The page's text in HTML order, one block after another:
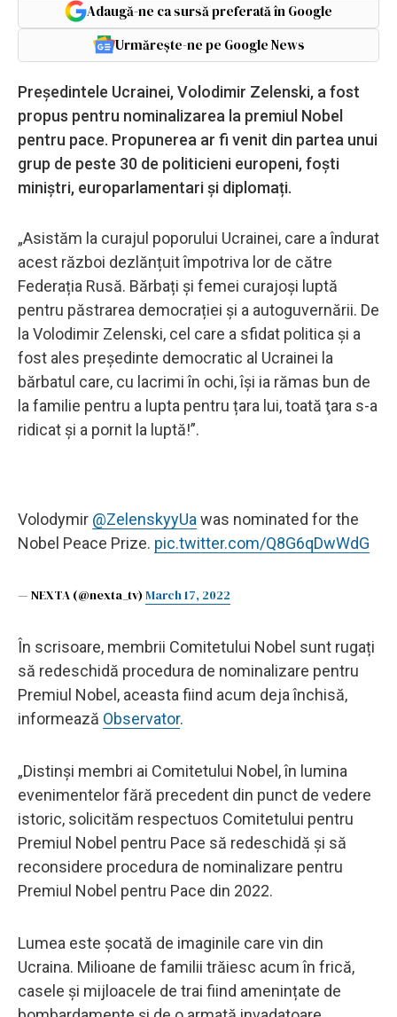
Adaugă-ne ca sursă preferată în Google
Urmărește-ne pe Google News
Președintele Ucrainei, Volodimir Zelenski, a fost
propus pentru nominalizarea la premiul Nobel
pentru pace. Propunerea ar fi venit din partea unui
grup de peste 30 de politicieni europeni, foști
miniștri, europarlamentari și diplomați.
„Asistăm la curajul poporului Ucrainei, care a îndurat
acest război dezlănțuit împotriva lor de către
Federația Rusă. Bărbați și femei curajoși luptă
pentru păstrarea democrației și a autoguvernării. De
la Volodimir Zelenski, cel care a sfidat politica şi a
fost ales președinte democratic al Ucrainei la
bărbatul care, cu lacrimi în ochi, își ia rămas bun de
la familie pentru a lupta pentru țara lui, toată ţara s-a
ridicat şi a pornit la luptă!”.
Volodymir @ZelenskyyUa was nominated for the
Nobel Peace Prize. pic.twitter.com/Q8G6qDwWdG
— NEXTA (@nexta_tv)March 17, 2022
În scrisoare, membrii Comitetului Nobel sunt rugați
să redeschidă procedura de nominalizare pentru
Premiul Nobel, aceasta fiind acum deja închisă,
informează Observator.
„Distinși membri ai Comitetului Nobel, în lumina
evenimentelor fără precedent din punct de vedere
istoric, solicităm respectuos Comitetului pentru
Premiul Nobel pentru Pace să redeschidă și să
reconsidere procedura de nominalizare pentru
Premiul Nobel pentru Pace din 2022.
Lumea este șocată de imaginile care vin din
Ucraina. Milioane de familii trăiesc acum în frică,
casele și mijloacele de trai fiind amenințate de